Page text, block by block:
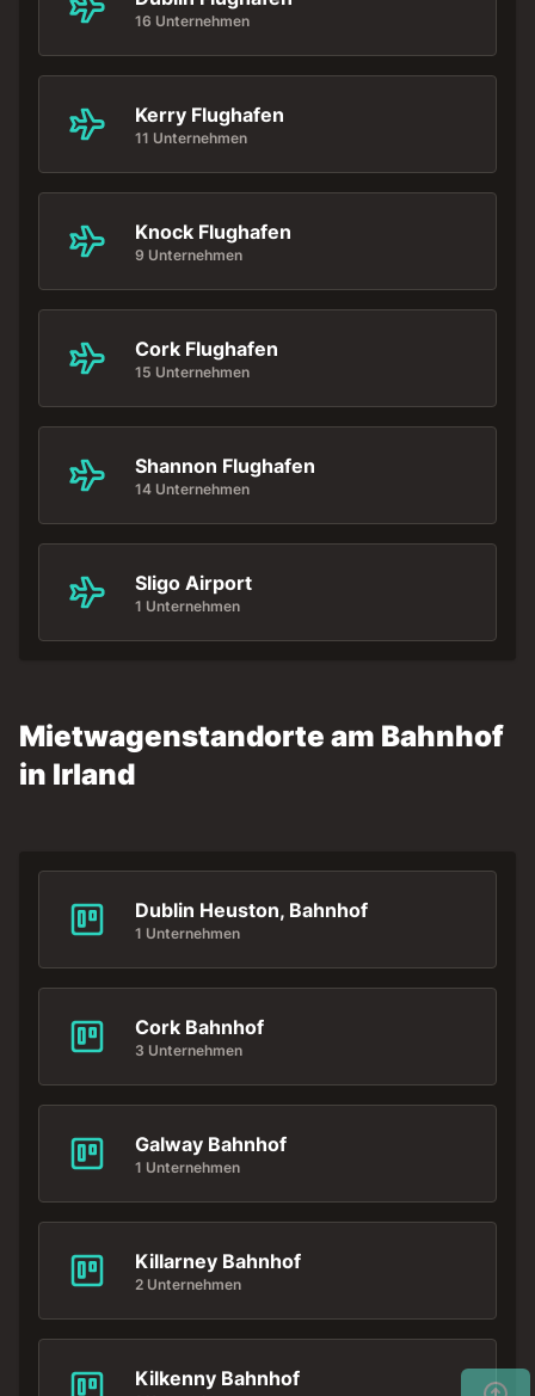
16 Unternehmen
Kerry Flughafen
11 Unternehmen
Knock Flughafen
9 Unternehmen
Cork Flughafen
15 Unternehmen
Shannon Flughafen
14 Unternehmen
Sligo Airport
1 Unternehmen
Mietwagenstandorte am Bahnhof
in Irland
Dublin Heuston, Bahnhof
1 Unternehmen
Cork Bahnhof
3 Unternehmen
Galway Bahnhof
1 Unternehmen
Killarney Bahnhof
2 Unternehmen
Kilkenny Bahnhof